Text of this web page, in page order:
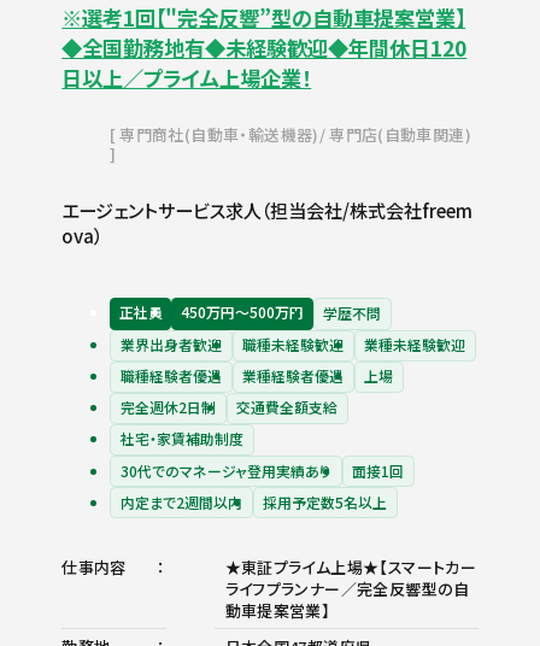
※選考1回【"完全反響”型の自動車提案営業】
◆全国勤務地有◆未経験歓迎◆年間休日120
日以上／プライム上場企業！
専門商社(自動車・輸送機器) 専門店(自動車関連)
エージェントサービス求人（担当会社/株式会社freem
ova）
正社員 450万円〜500万円
学歴不問
業界出身者歓迎
職種未経験歓迎
業種未経験歓迎
職種経験者優遇
業種経験者優遇
上場
完全週休2日制
交通費全額支給
社宅・家賃補助制度
30代でのマネージャ登用実績あり
面接1回
内定まで2週間以内
採用予定数5名以上
仕事内容
★東証プライム上場★【スマートカー
ライフプランナー／完全反響型の自
動車提案営業】